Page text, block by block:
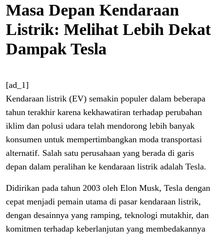
Masa Depan Kendaraan
Listrik: Melihat Lebih Dekat
Dampak Tesla
[ad_1]
Kendaraan listrik (EV) semakin populer dalam beberapa
tahun terakhir karena kekhawatiran terhadap perubahan
iklim dan polusi udara telah mendorong lebih banyak
konsumen untuk mempertimbangkan moda transportasi
alternatif. Salah satu perusahaan yang berada di garis
depan dalam peralihan ke kendaraan listrik adalah Tesla.
Didirikan pada tahun 2003 oleh Elon Musk, Tesla dengan
cepat menjadi pemain utama di pasar kendaraan listrik,
dengan desainnya yang ramping, teknologi mutakhir, dan
komitmen terhadap keberlanjutan yang membedakannya